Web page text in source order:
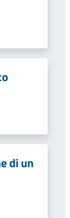
di un